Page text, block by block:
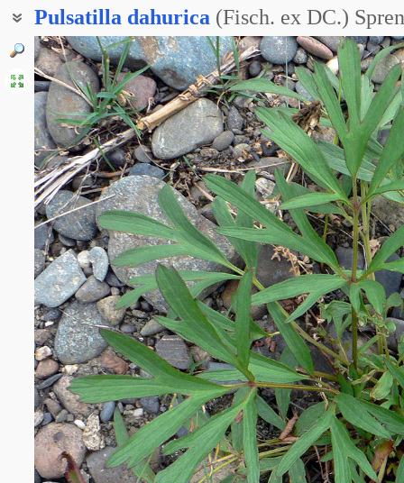
Pulsatilla dahurica (Fisch. ex DC.)
Сон-трава даурская